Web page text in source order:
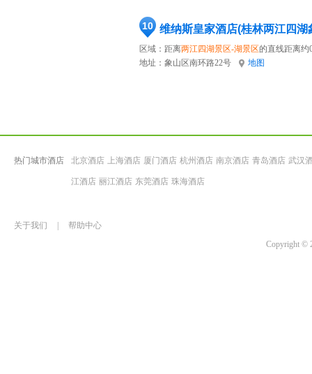
10 维纳斯皇家酒店(桂林两江四湖
区域：距离两江四湖景区-湖景区的直线距离约
地址： 象山区南环路22号 地图
热门城市酒店 北京酒店 上海酒店 厦门酒店 杭州酒店 南京酒店 青岛酒店 武汉
江酒店 丽江酒店 东莞酒店 珠海酒店
关于我们
帮助中心
Copyright ©